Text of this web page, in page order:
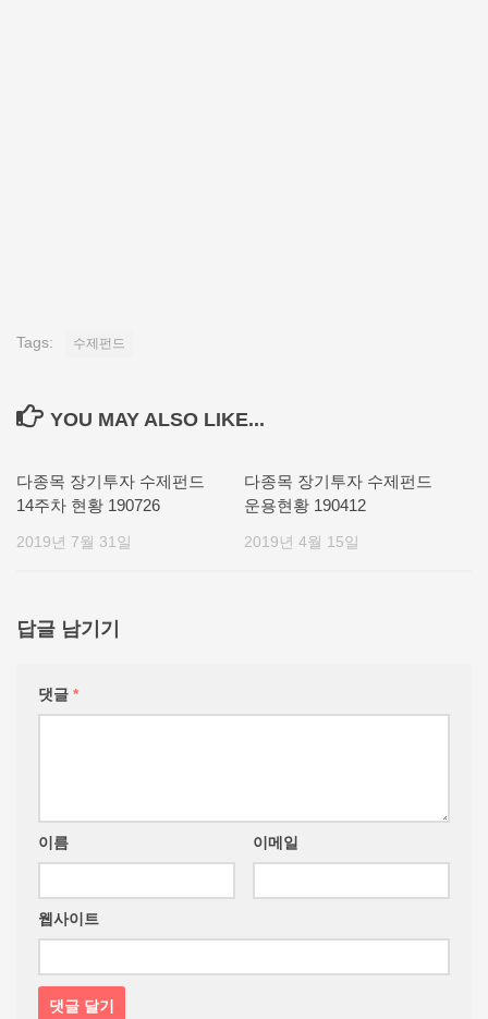
Tags: 수제펀드
YOU MAY ALSO LIKE...
다종목 장기투자 수제펀드
14주차 현황 190726
2019년 7월 31일
다종목 장기투자 수제펀드
운용현황 190412
2019년 4월 15일
답글 남기기
댓글 *
이름 이메일
웹사이트